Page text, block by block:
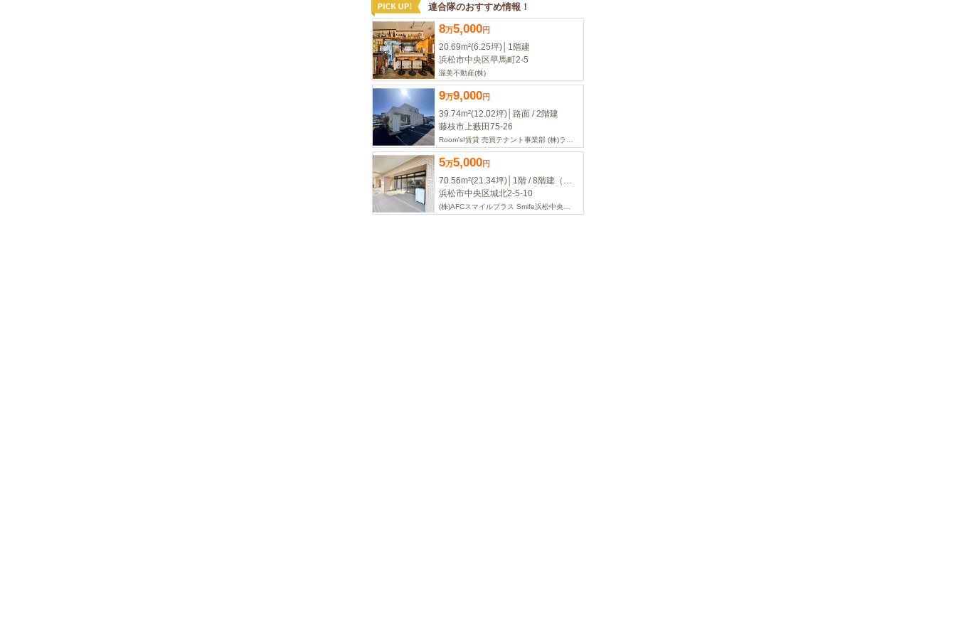
連合隊のおすすめ情報！
8万5,000円
20.69m²(6.25坪)│1階建
浜松市中央区早馬町2-5
渥美不動産(株)
9万9,000円
39.74m²(12.02坪)│路面 / 2階建
藤枝市上藪田75-26
5万5,000円
70.56m²(21.34坪)│1階 / 8階建（地下1階）
浜松市中央区城北2-5-10